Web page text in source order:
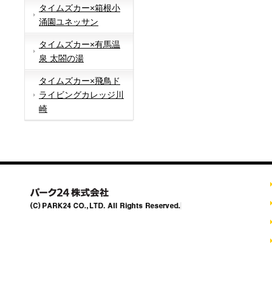
タイムズカー×箱根小
涌園ユネッサン
タイムズカー×有馬温
泉 太閤の湯
タイムズカー×飛鳥ド
ライビングカレッジ川
崎